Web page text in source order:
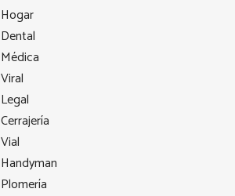
Hogar
Dental
Médica
Viral
Legal
Cerrajería
Vial
Handyman
Plomería